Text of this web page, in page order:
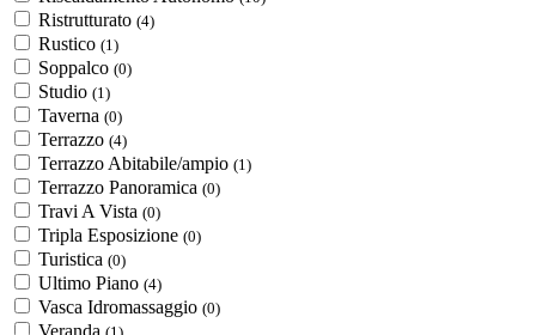
Ristrutturato (4)
Rustico (1)
Soppalco (0)
Studio (1)
Taverna (0)
Terrazzo (4)
Terrazzo Abitabile/ampio (1)
Terrazzo Panoramica (0)
Travi A Vista (0)
Tripla Esposizione (0)
Turistica (0)
Ultimo Piano (4)
Vasca Idromassaggio (0)
Veranda